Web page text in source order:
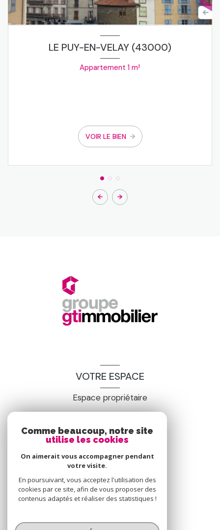
LE PUY-EN-VELAY (43000)
Appartement 1 m²
VOIR LE BIEN
VOTRE ESPACE
Espace propriétaire
SE CONNECTER
© 2026 | Tous droits réservés
Comme beaucoup, notre site
utilise les cookies
On aimerait vous accompagner pendant
votre visite.
En poursuivant, vous acceptez l'utilisation des
cookies par ce site, afin de vous proposer des
contenus adaptés et réaliser des statistiques !